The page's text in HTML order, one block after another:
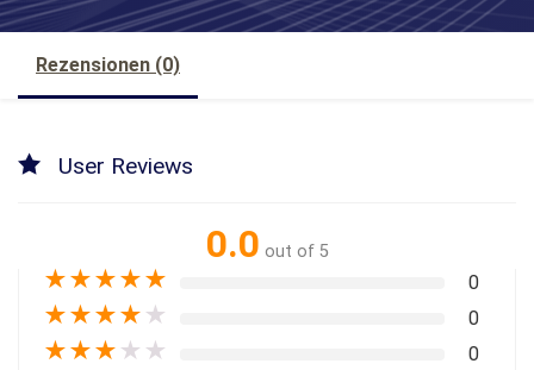
Rezensionen (0)
User Reviews
0.0 out of 5
★★★★★ 0
★★★★ ★ 0
★★★ ★ ★ 0